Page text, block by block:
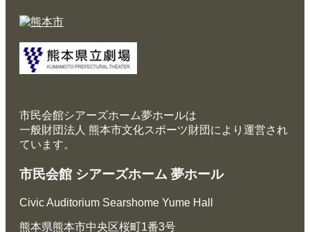
市民会館シアーズホーム夢ホールは
一般財団法人 熊本市文化スポーツ財団により運営され
ています。
市民会館 シアーズホーム 夢ホール
Civic Auditorium Searshome Yume Hall
熊本県熊本市中央区桜町1番3号